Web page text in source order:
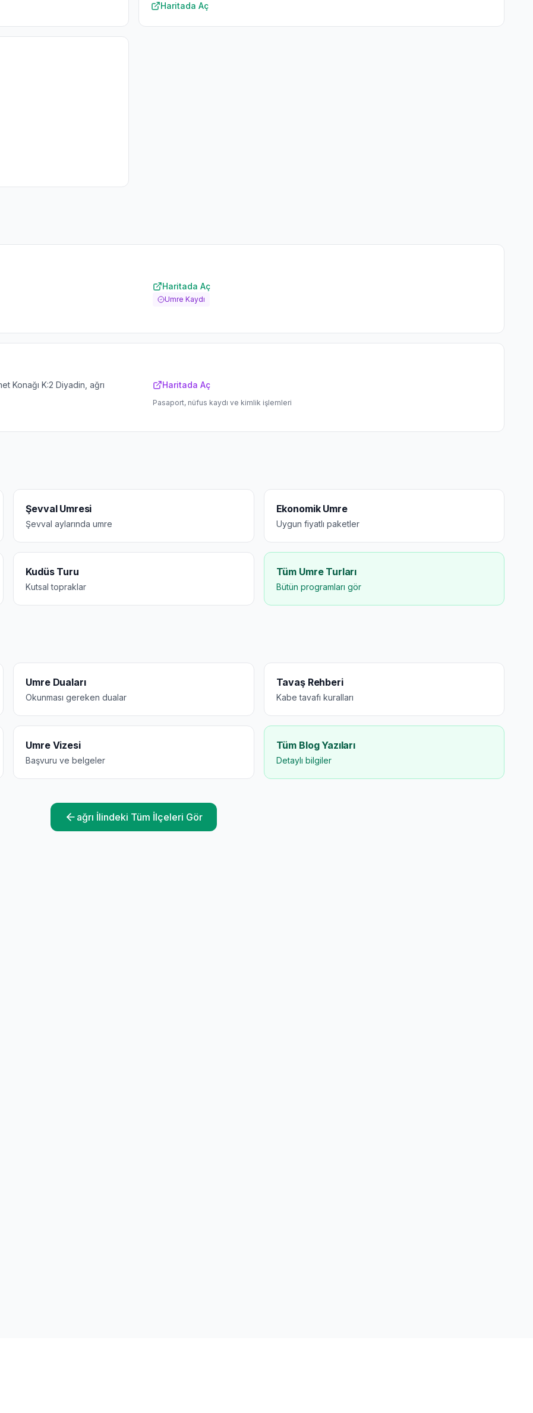
Haritada Aç
Haritada Aç
Umre Kaydı
Konağı K:2 Diyadin, ağrı Haritada Aç
Pasaport, nüfus kaydı ve kimlik işlemleri
Şevval Umresi
Şevval aylarında umre
Ekonomik Umre
Uygun fiyatlı paketler
Kudüs Turu
Kutsal topraklar
Tüm Umre Turları
Bütün programları gör
Umre Duaları
Okunması gereken dualar
Tavaş Rehberi
Kabe tavafı kuralları
Umre Vizesi
Başvuru ve belgeler
Tüm Blog Yazıları
Detaylı bilgiler
ağrı İlindeki Tüm İlçeleri Gör